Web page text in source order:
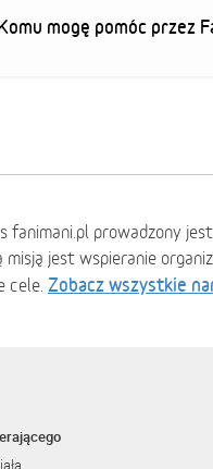
mogę pomóc przez
fanimani.pl prowadzony
misją jest wspieranie
cele. Zobacz wszystkie